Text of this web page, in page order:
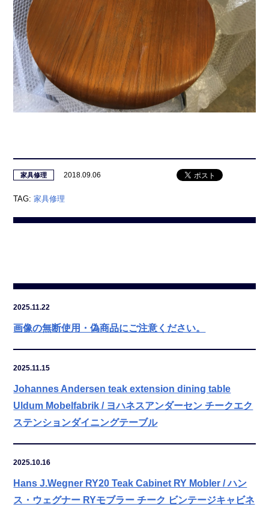
家具修理 2018.09.06
TAG:家具修理
2025.11.22
画像の無断使用・偽商品にご注意ください。
2025.11.15
Johannes Andersen teak extension dining table
Uldum Mobelfabrik / ヨハネスアンダーセン チークエク
ステンションダイニングテーブル
2025.10.16
Hans J.Wegner RY20 Teak Cabinet RY Mobler / ハン
ス・ウェグナー RYモブラー チーク ビンテージキャビネ